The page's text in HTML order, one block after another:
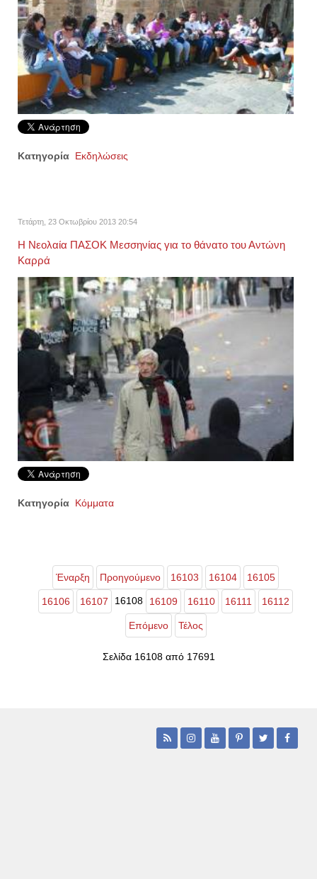
Κατηγορία Εκδηλώσεις
Τετάρτη, 23 Οκτωβρίου 2013 20:54
Η Νεολαία ΠΑΣΟΚ Μεσσηνίας για το θάνατο του Αντώνη
Καρρά
Κατηγορία Κόμματα
Έναρξη Προηγούμενο 16103 16104 16105
16106 16107 16108 16109 16110 16111 16112
Επόμενο Τέλος
Σελίδα 16108 από 17691